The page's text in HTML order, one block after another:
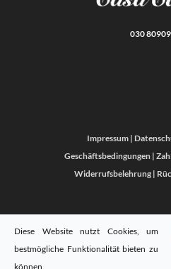
030
Impressum |
Geschäftsbedingungen |
Widerrufsbelehrung|
Diese Website nutzt Cookies, um
bestmögliche Funktionalität bieten zu
können.